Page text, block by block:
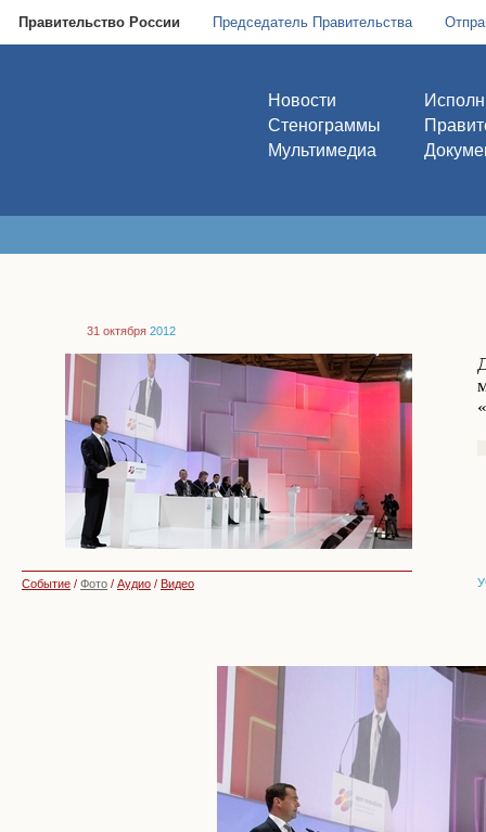
Правительство России Председатель Правительства
Новости
Стенограммы
Мультимедиа
31 октября 2012
Событие / Фото / Аудио / Видео